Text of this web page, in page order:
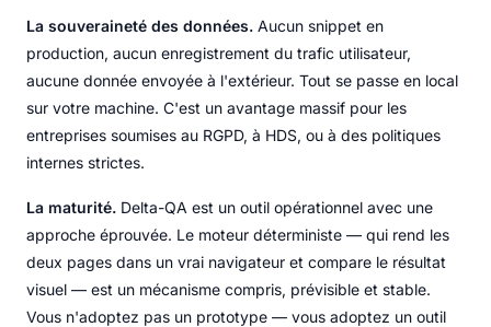
La souveraineté des données. Aucun snippet en
production, aucun enregistrement du trafic utilisateur,
aucune donnée envoyée à l'extérieur. Tout se passe en local
sur votre machine. C'est un avantage massif pour les
entreprises soumises au RGPD, à HDS, ou à des politiques
internes strictes.
La maturité. Delta-QA est un outil opérationnel avec une
approche éprouvée. Le moteur déterministe — qui rend les
deux pages dans un vrai navigateur et compare le résultat
visuel — est un mécanisme compris, prévisible et stable.
Vous n'adoptez pas un prototype — vous adoptez un outil